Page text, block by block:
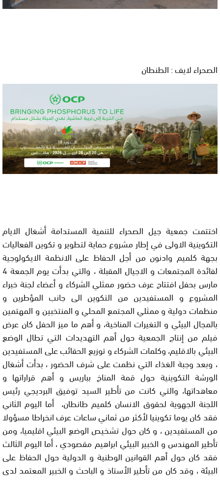
الصحراء لايف : الطنطان
اختتمت جمعية جيل الصحراء للتنمية المستدامة أشغال الايام
التكوينية الاولى في إطار مشروع حماية لتطوير و تكوين الفعاليات
بجهة كلميم وادنون من أجل الحفاظ على الانظمة الايكولوجية
لفائدة المجتمعات و الاجيال المقبلة ، والتي بدأت يوم الجمعة 4
مارس بحفل افتتاح عرف حضور ممثلي الشركاء و أعضاء لجنة خبراء
المشروع و المستفيدين من التكوين الى جانب المؤطرين و
منظمات دولية و ممثلي المجتمع المحلي و المنتخبين و المهتمين
بالمجال البيئي و التغيرات المناخية، و أهم ما ميز الحفل كان عرض
فيلم من إنتاج الجمعية حول أهم التهديدات التي تطال الوضع
البيئي بالاقليم، وكلمات الشركاء و توزيع الحقائب على المستفيدين
، وبعد وجبة الغذاء التي نظمت على شرف الحضور ، بدأت أشغال
الورشة التكوينية حول قمة المناخ بباريس و أهم قراراتها و
معاهداتها، والتي كانت من تأطير السيد توفيق البرديجي رئيس
اللجنة الجهوية لحقوق الانسان كلميم طانطان، أما اليوم الثاني
فقد كان يوما تكوينيا لأكثر من ثماني ساعات عرف انخراطا مسؤولا
من المستفيدين ، و كان حول تشخيص الوضع البيئي اقليميا، ومن
تأطير المهندس و الخبير البيئي ابراهيم مقصودي ، أما اليوم الثالث
فقد كان حول أهم القوانين الوطنية و الدولية حول الحفاظ على
البيئة ، وقد كان من تأطير الأستاذ و الباحث و الخبير المعتمد لدى